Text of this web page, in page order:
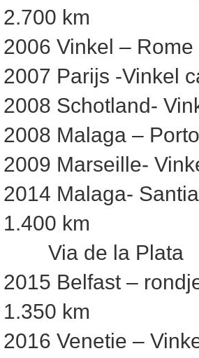
2.700 km
2006 Vinkel –
2007 Parijs -Vinkel
2008 Schotland-
2008 Malaga –
2009 Marseille-
2014 Malaga-
1.400 km
Via de la Plata
2015 Belfast –
1.350 km
2016 Venetie –